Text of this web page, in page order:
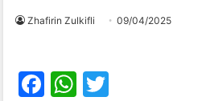
Zhafirin Zulkifli 09/04/2025
F
W